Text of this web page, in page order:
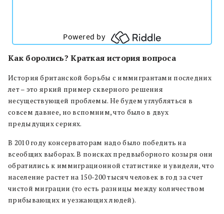
Как боролись? Краткая история вопроса
История британской борьбы с иммигрантами последних
лет – это яркий пример скверного решения
несуществующей проблемы. Не будем углубляться в
совсем давнее, но вспомним, что было в двух
предыдущих сериях.
В 2010 году консерваторам надо было победить на
всеобщих выборах. В поисках предвыборного козыря они
обратились к иммиграционной статистике и увидели, что
население растет на 150-200 тысяч человек в год за счет
чистой миграции (то есть разницы между количеством
прибывающих и уезжающих людей).